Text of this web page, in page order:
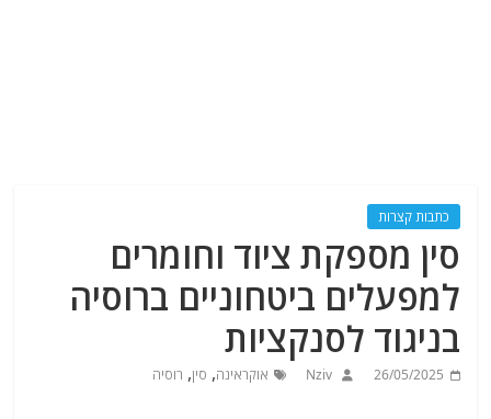
כתבות קצרות
סין מספקת ציוד וחומרים
למפעלים ביטחוניים ברוסיה
בניגוד לסנקציות
26/05/2025
Nziv אוקראינה, סין, רוסיה